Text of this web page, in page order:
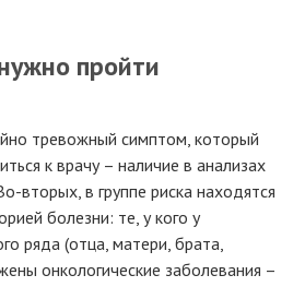
пройти
тревожный симптом, который
к врачу – наличие в анализах
вторых, в группе риска находятся
болезни: те, у кого у
ряда (отца, матери, брата,
онкологические заболевания –